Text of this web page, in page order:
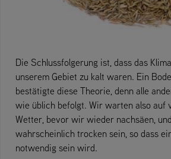
Die Schlussfolgerung ist, dass das
unserem Gebiet zu kalt waren. Ein
bestätigte diese Theorie, denn alle
wie üblich befolgt. Wir warten also auf
Wetter, bevor wir wieder nachsäen,
wahrscheinlich trocken sein, so dass
notwendig sein wird.